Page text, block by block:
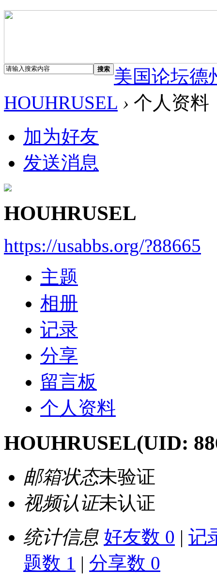
搜索
美国论坛德
HOUHRUSEL › 个人资料
加为好友
发送消息
HOUHRUSEL
https://usabbs.org/?88665
主题
相册
记录
分享
留言板
个人资料
HOUHRUSEL(UID:
邮箱状态未验证
视频认证未认证
统计信息 好友数 0 | 记
题数 1 | 分享数 0